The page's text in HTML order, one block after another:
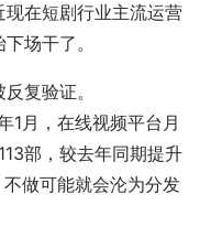
在短剧行业主流运营
场干了。
复验证。
月，在线视频平台月
部，较去年同期提升
做可能就会沦为分发